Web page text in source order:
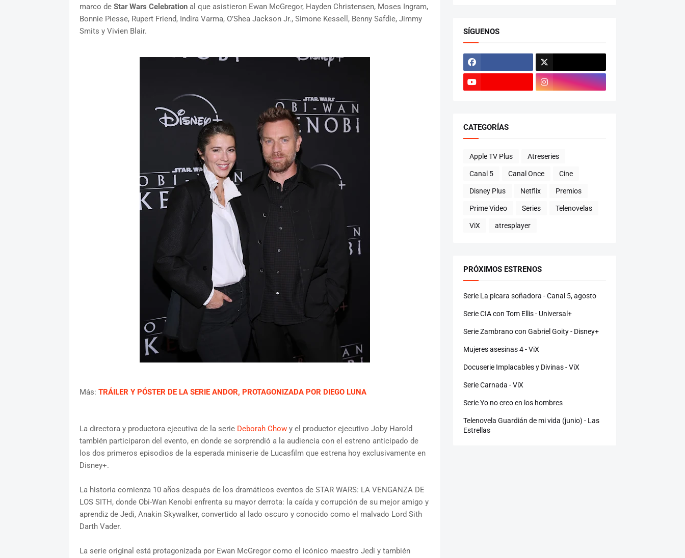
marco de Star Wars Celebrational que asistieron Ewan McGregor, Hayden Christensen, Moses Ingram,
Bonnie Piesse, Rupert Friend, Indira Varma, O’Shea Jackson Jr., Simone Kessell, Benny Safdie, Jimmy
Smits y Vivien Blair.
Más: TRÁILER Y PÓSTER DE LA SERIE ANDOR, PROTAGONIZADA POR DIEGO LUNA
La directora y productora ejecutiva de la serie Deborah Chowy el productor ejecutivo Joby Harold
también participaron del evento, en donde se sorprendió a la audiencia con el estreno anticipado de
los dos primeros episodios de la esperada miniserie de Lucasfilm que estrena hoy exclusivamente en
Disney+.
La historia comienza 10 años después de los dramáticos eventos de STAR WARS: LA VENGANZA DE
LOS SITH, donde Obi-Wan Kenobi enfrenta su mayor derrota: la caída y corrupción de su mejor amigo y
aprendiz de Jedi, Anakin Skywalker, convertido al lado oscuro y conocido como el malvado Lord Sith
Darth Vader.
La serie original está protagonizada por Ewan McGregor como el icónico maestro Jedi y también
SÍGUENOS
CATEGORÍAS
Apple TV Plus Atreseries
Canal 5 Canal Once Cine
Disney Plus Netflix Premios
Prime Video Series Telenovelas
ViX atresplayer
PRÓXIMOS ESTRENOS
Serie La picara soñadora - Canal 5, agosto
Serie CIA con Tom Ellis - Universal+
Serie Zambrano con Gabriel Goity - Disney+
Mujeres asesinas 4 - ViX
Docuserie Implacables y Divinas - ViX
Serie Carnada - ViX
Serie Yo no creo en los hombres
Telenovela Guardián de mi vida (junio) - Las
Estrellas